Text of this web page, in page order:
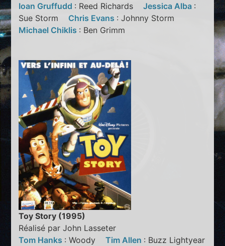
Ioan Gruffudd : Reed RichardsJessica Alba :
Sue Storm Chris Evans : Johnny Storm
Michael Chiklis : Ben Grimm
Toy Story (1995)
Réalisé par John Lasseter
Tom Hanks : WoodyTim Allen : Buzz Lightyear